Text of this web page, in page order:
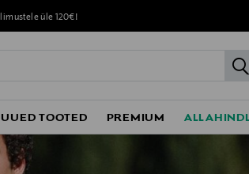
üle 120€!
UUED TOOTED PREMIUM